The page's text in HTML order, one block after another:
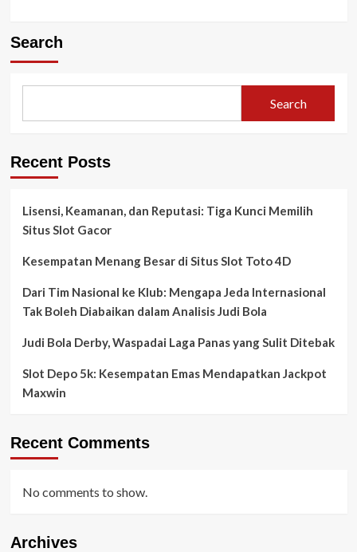
Search
Search
Recent Posts
Lisensi, Keamanan, dan Reputasi: Tiga Kunci Memilih
Situs Slot Gacor
Kesempatan Menang Besar di Situs Slot Toto 4D
Dari Tim Nasional ke Klub: Mengapa Jeda Internasional
Tak Boleh Diabaikan dalam Analisis Judi Bola
Judi Bola Derby, Waspadai Laga Panas yang Sulit Ditebak
Slot Depo 5k: Kesempatan Emas Mendapatkan Jackpot
Maxwin
Recent Comments
No comments to show.
Archives